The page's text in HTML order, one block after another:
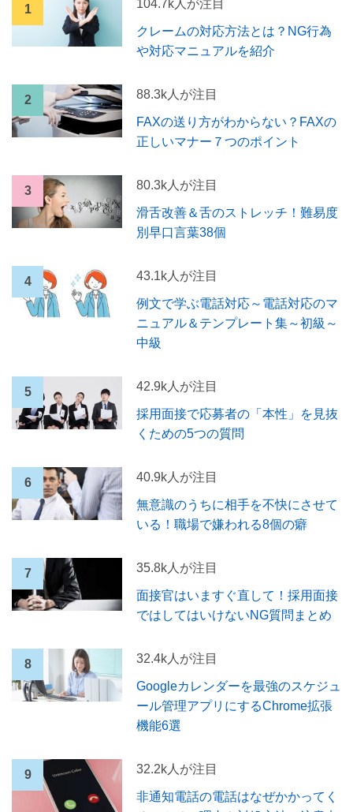
104.7k人が注目
クレームの対応方法とは？NG行為
や対応マニュアルを紹介
88.3k人が注目
FAXの送り方がわからない？FAXの
正しいマナー７つのポイント
80.3k人が注目
滑舌改善＆舌のストレッチ！難易度
別早口言葉38個
43.1k人が注目
例文で学ぶ電話対応～電話対応のマ
ニュアル＆テンプレート集～初級～
中級
42.9k人が注目
採用面接で応募者の「本性」を見抜
くための5つの質問
40.9k人が注目
無意識のうちに相手を不快にさせて
いる！職場で嫌われる8個の癖
35.8k人が注目
面接官はいますぐ直して！採用面接
ではしてはいけないNG質問まとめ
32.4k人が注目
Googleカレンダーを最強のスケジュ
ール管理アプリにするChrome拡張
機能6選
32.2k人が注目
非通知電話の電話はなぜかかってく